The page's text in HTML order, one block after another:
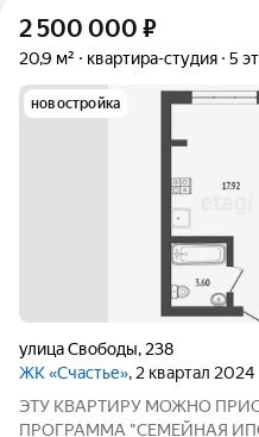
2 500 000 ₽
20,9 м² квартира-студия 5
новостройка
улица Свободы, 238
ЖК «Счастье», 2 квартал 2024
ЭТУ КВАРТИРУ МОЖНО
ПРОГРАММА "СЕМЕЙНАЯ